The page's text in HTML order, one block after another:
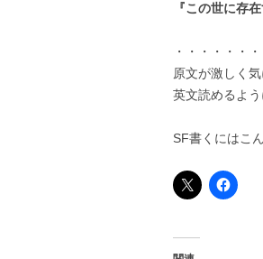
『この世に存
・・・・・・
原文が激しく気
英文読めるよう
SF書くにはこ